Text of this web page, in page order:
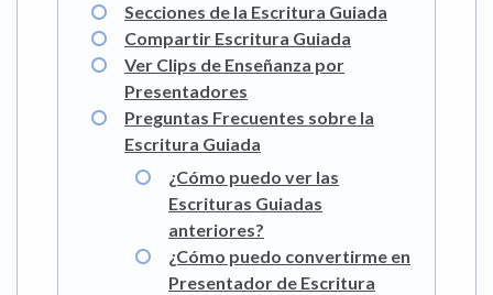
Secciones de la Escritura Guiada
Compartir Escritura Guiada
Ver Clips de Enseñanza por
Presentadores
Preguntas Frecuentes sobre la
Escritura Guiada
¿Cómo puedo ver las
Escrituras Guiadas
anteriores?
¿Cómo puedo convertirme en
Presentador de Escritura